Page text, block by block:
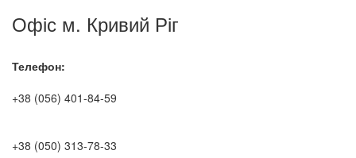
Офіс м. Кривий Ріг
Телефон:
+38 (056) 401-84-59
+38 (050) 313-78-33